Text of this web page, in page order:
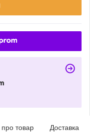
про товар Доставка